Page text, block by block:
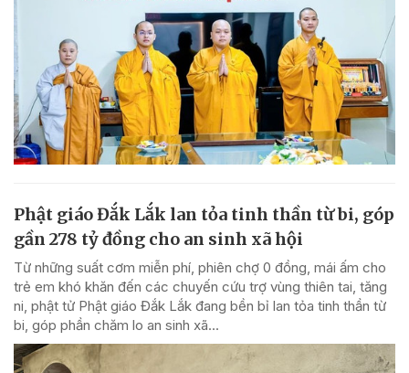
Phật giáo Đắk Lắk lan tỏa tinh thần từ bi, góp
gần 278 tỷ đồng cho an sinh xã hội
Từ những suất cơm miễn phí, phiên chợ 0 đồng, mái ấm cho
trẻ em khó khăn đến các chuyến cứu trợ vùng thiên tai, tăng
ni, phật tử Phật giáo Đắk Lắk đang bền bỉ lan tỏa tinh thần từ
bi, góp phần chăm lo an sinh xã...